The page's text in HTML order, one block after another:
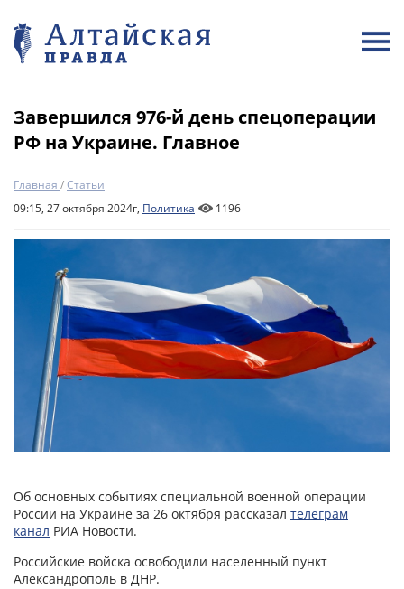
Завершился 976-й день спецоперации
РФ на Украине. Главное
Главная /Статьи
09:15, 27 октября 2024г, Политика 1196
Об основных событиях специальной военной операции
России на Украине за 26 октября рассказал телеграм
канал РИА Новости.
Российские войска освободили населенный пункт
Александрополь в ДНР.